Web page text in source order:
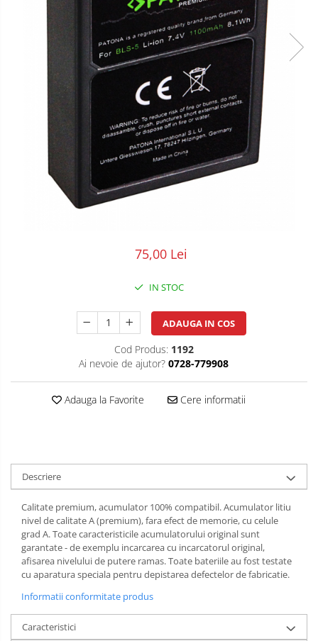
POS/Scanere coduri de bare
Smartwatch
75,00 Lei
IN STOC
ADAUGA IN COS
Cod Produs: 1192
Ai nevoie de ajutor? 0728-779908
Adauga la Favorite Cere informatii
Descriere
Calitate premium, acumulator 100% compatibil. Acumulator litiu
nivel de calitate A (premium), fara efect de memorie, cu celule
grad A. Toate caracteristicile acumulatorului original sunt
garantate - de exemplu incarcarea cu incarcatorul original,
afisarea nivelului de putere ramas. Toate bateriile au fost testate
cu aparatura speciala pentru depistarea defectelor de fabricatie.
Informatii conformitate produs
Caracteristici